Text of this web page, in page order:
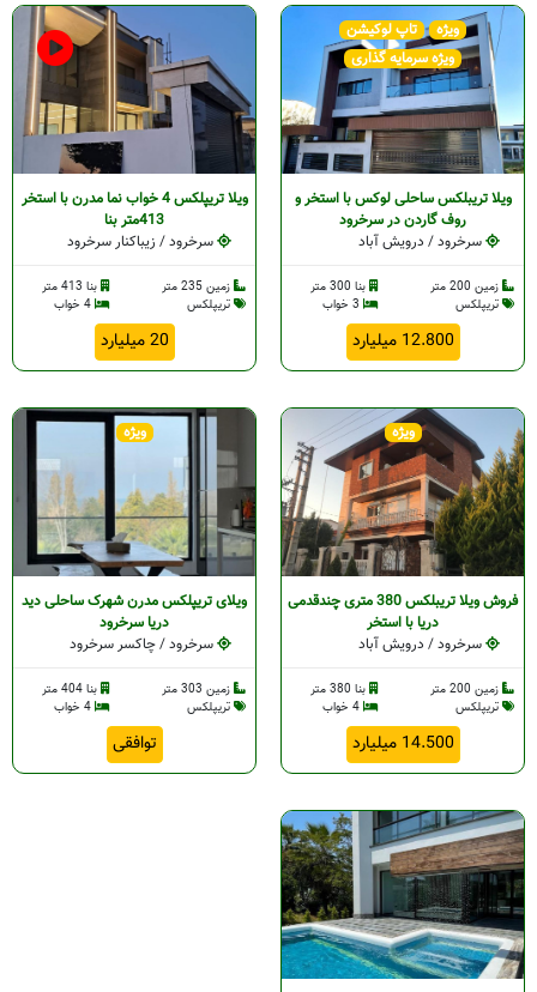
ویژه
تاپ لوکیشن
ویژه سرمایه گذاری
ویلا تریبلکس ساحلی لوکس با استخر و
روف گاردن در سرخرود
سرخرود / درویش آباد
زمین 200 متر
بنا 300 متر
تریپلکس
12.800 میلیارد
ویلا تریپلکس 4 خواب نما مدرن با استخر
413متر بنا
سرخرود / زیباکنار سرخرود
زمین 235 متر
بنا 413 متر
تریپلکس
20 میلیارد
ویژه
فروش ویلا تریبلکس 380 متری چندقدمی
دریا با استخر
سرخرود / درویش آباد
زمین 200 متر
بنا 380 متر
تریپلکس
14.500 میلیارد
ویژه
ویلای تریپلکس مدرن شهرک ساحلی دید
دریا سرخرود
سرخرود / چاکسر سرخرود
زمین 303 متر
بنا 404 متر
تریپلکس
توافقی